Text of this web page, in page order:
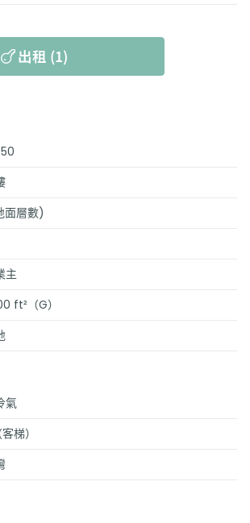
出租 (1)
面層數)
主
ft²（G）
氣
梯）